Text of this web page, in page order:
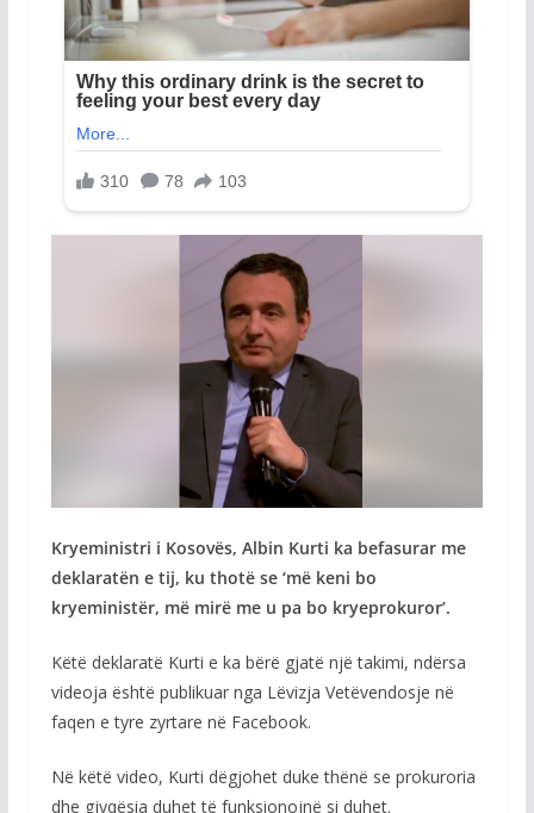
Kryeministri i Kosovës, Albin Kurti ka befasurar me
deklaratën e tij, ku thotë se ‘më keni bo
kryeministër, më mirë me u pa bo kryeprokuror’.
Këtë deklaratë Kurti e ka bërë gjatë një takimi, ndërsa
videoja është publikuar nga Lëvizja Vetëvendosje në
faqen e tyre zyrtare në Facebook.
Në këtë video, Kurti dëgjohet duke thënë se prokuroria
dhe gjyqësia duhet të funksionojnë si duhet.